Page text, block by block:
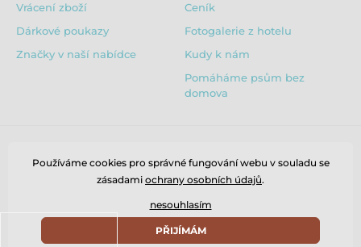
Vrácení zboží
Dárkové poukazy
Značky v naší nabídce
Ceník
Fotogalerie z hotelu
Kudy k nám
Pomáháme psům bez
domova
© 2026 www.puppydaycare.cz ⦁ E-shop vytvořila
Používáme cookies pro správné fungování webu v souladu se
zásadami ochrany osobních údajů.
nesouhlasím
PŘIJÍMÁM